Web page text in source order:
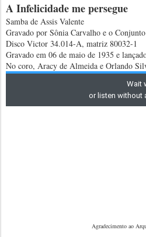
A Infelicidade me persegue
Samba de Assis Valente
Gravado por Sônia Carvalho e o
Disco Victor 34.014-A, matriz 80032-1
Gravado em 06 de maio de 1935 e
No coro, Aracy de Almeida e Orlando
Agradecimento ao